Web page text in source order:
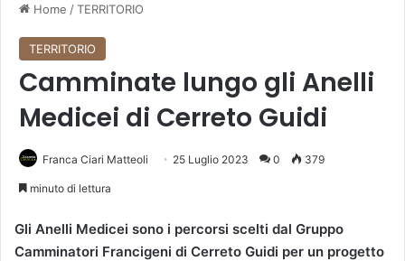
Home /TERRITORIO
TERRITORIO
Camminate lungo gli Anelli
Medicei di Cerreto Guidi
Franca Ciari Matteoli 25 Luglio 2023 0 379
minuto di lettura
Gli Anelli Medicei sono i percorsi scelti dal Gruppo
Camminatori Francigeni di Cerreto Guidi per un progetto